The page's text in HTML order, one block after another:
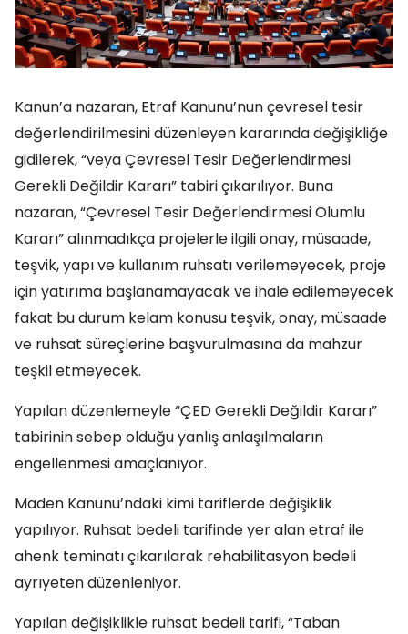
Kanun’a nazaran, Etraf Kanunu’nun çevresel tesir
değerlendirilmesini düzenleyen kararında değişikliğe
gidilerek, “veya Çevresel Tesir Değerlendirmesi
Gerekli Değildir Kararı” tabiri çıkarılıyor. Buna
nazaran, “Çevresel Tesir Değerlendirmesi Olumlu
Kararı” alınmadıkça projelerle ilgili onay, müsaade,
teşvik, yapı ve kullanım ruhsatı verilemeyecek, proje
için yatırıma başlanamayacak ve ihale edilemeyecek
fakat bu durum kelam konusu teşvik, onay, müsaade
ve ruhsat süreçlerine başvurulmasına da mahzur
teşkil etmeyecek.
Yapılan düzenlemeyle “ÇED Gerekli Değildir Kararı”
tabirinin sebep olduğu yanlış anlaşılmaların
engellenmesi amaçlanıyor.
Maden Kanunu’ndaki kimi tariflerde değişiklik
yapılıyor. Ruhsat bedeli tarifinde yer alan etraf ile
ahenk teminatı çıkarılarak rehabilitasyon bedeli
ayrıyeten düzenleniyor.
Yapılan değişiklikle ruhsat bedeli tarifi, “Taban